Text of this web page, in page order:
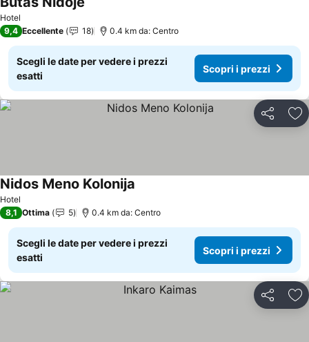
Hotel
9,4 Eccellente 18 0.4 km da: Centro
Scegli le date per vedere i prezzi
esatti
Scopri i prezzi
Condividi
Hotel
Nidos Meno Kolonija
8,1 Ottima 5 0.4 km da: Centro
Scegli le date per vedere i prezzi
esatti
Scopri i prezzi
Condividi